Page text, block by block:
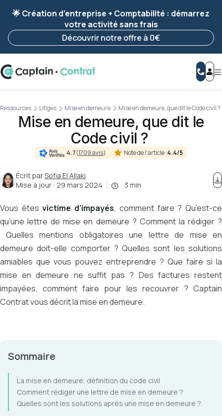
enregistrée 🚀
Reprendre ma démarche
🌟 Création d’entreprise + Comptabilité : démarrez
votre activité sans frais
Découvrir notre offre à 0€
Ressources Litiges Mise en demeure Mise en demeure, que dit le Code civil ?
Mise en demeure, que dit le
Code civil ?
4.7(1709 avis) Note de l'article :4.4/5
Écrit parSofia El Allaki
Mise à jour : 29 mars 2024 3 min
Vous êtes victime d’impayés, comment faire ? Qu’est-ce
qu’une lettre de mise en demeure ? Comment la rédiger ?
Quelles mentions obligatoires une lettre de mise en
demeure doit-elle comporter ? Quelles sont les solutions
amiables que vous pouvez entreprendre ? Que faire si la
mise en demeure ne suffit pas ? Des factures restent
impayées, comment faire pour les recouvrer ? Captain
Contrat vous décrit la mise en demeure.
Sommaire
La mise en demeure, définition du code civil
Comment rédiger une lettre de mise en demeure ?
Quelles sont les solutions après une mise en demeure ?